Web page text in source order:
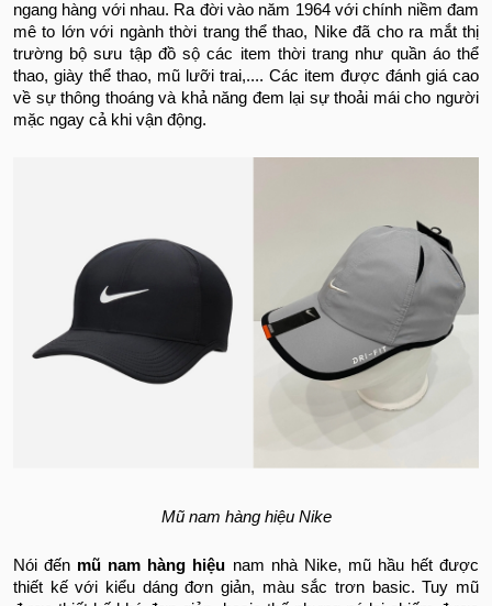
ngang hàng với nhau. Ra đời vào năm 1964 với chính niềm đam
mê to lớn với ngành thời trang thể thao, Nike đã cho ra mắt thị
trường bộ sưu tập đồ sộ các item thời trang như quần áo thể
thao, giày thể thao, mũ lưỡi trai,.... Các item được đánh giá cao
về sự thông thoáng và khả năng đem lại sự thoải mái cho người
mặc ngay cả khi vận động.
Mũ nam hàng hiệu Nike
Nói đến mũ nam hàng hiệu nam nhà Nike, mũ hầu hết được
thiết kế với kiểu dáng đơn giản, màu sắc trơn basic. Tuy mũ